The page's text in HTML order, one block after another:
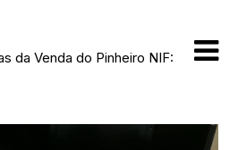
da Venda do Pinheiro NIF: